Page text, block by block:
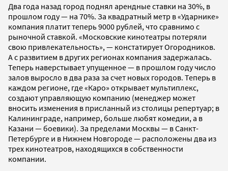
Два года назад город поднял арендные ставки на 30%, в
прошлом году — на 70%. За квадратный метр в «Ударнике»
компания платит теперь 9000 рублей, что сравнимо с
рыночной ставкой. «Московские кинотеатры потеряли
свою привлекательность», — констатирует Огородников.
А с развитием в других регионах компания задержалась.
Теперь наверстывает упущенное — в прошлом году число
залов выросло в два раза за счет новых городов. Теперь в
каждом регионе, где «Каро» открывает мультиплекс,
создают управляющую компанию (менеджер может
вносить изменения в присланный из столицы репертуар; в
Калининграде, например, больше любят комедии, а в
Казани — боевики). За пределами Москвы — в Санкт-
Петербурге и в Нижнем Новгороде — расположены два из
трех кинотеатров, находящихся в собственности
компании.